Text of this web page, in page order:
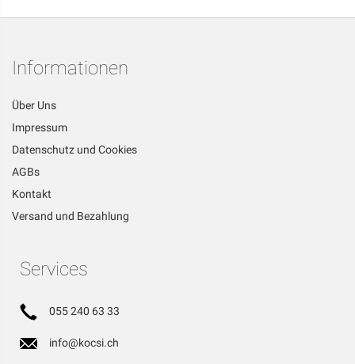
Informationen
Über Uns
Impressum
Datenschutz und Cookies
AGBs
Kontakt
Versand und Bezahlung
Services
055 240 63 33
info@kocsi.ch